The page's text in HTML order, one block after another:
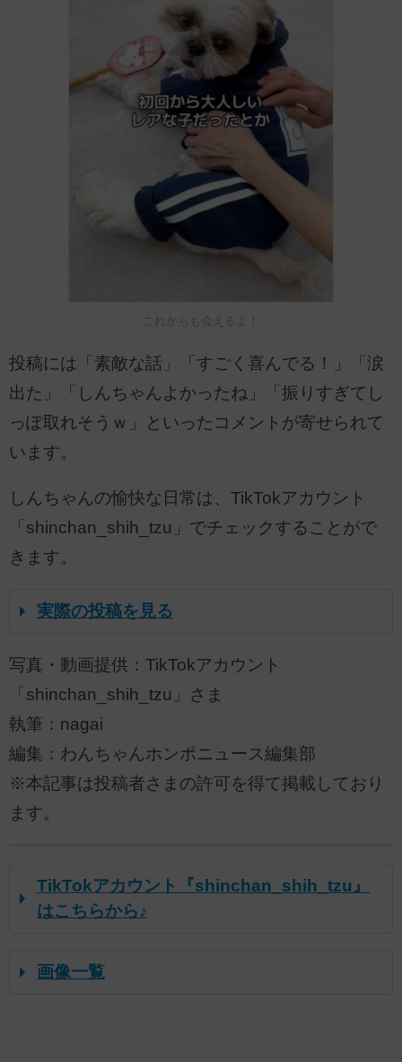
これからも会えるよ！
投稿には「素敵な話」「すごく喜んでる！」「涙
出た」「しんちゃんよかったね」「振りすぎてし
っぽ取れそうｗ」といったコメントが寄せられて
います。
しんちゃんの愉快な日常は、TikTokアカウント
「shinchan_shih_tzu」でチェックすることがで
きます。
実際の投稿を見る
写真・動画提供：TikTokアカウント
「shinchan_shih_tzu」さま
執筆：nagai
編集：わんちゃんホンポニュース編集部
※本記事は投稿者さまの許可を得て掲載しており
ます。
TikTokアカウント『shinchan_shih_tzu』
はこちらから♪
画像一覧